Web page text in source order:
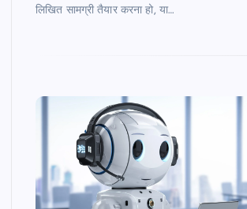
लिखित सामग्री तैयार करना हो, या…